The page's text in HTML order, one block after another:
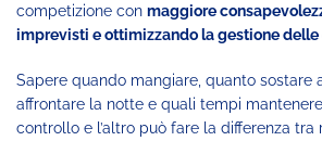
competizione con maggiore
imprevisti e ottimizzando la gestione delle
Sapere quando mangiare, quanto sostare
affrontare la notte e quali tempi
controllo e l’altro può fare la differenza tra